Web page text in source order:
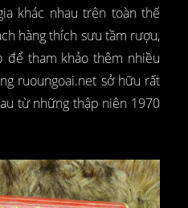
khác nhau trên toàn thế
hàng thích sưu tầm rượu,
để tham khảo thêm nhiều
ruoungoai.net sở hữu rất
từ những thập niên 1970